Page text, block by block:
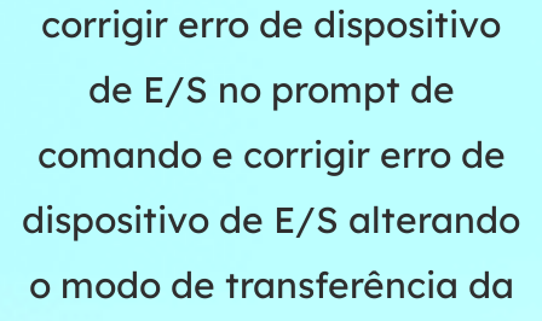
corrigir erro de dispositivo
de E/S no prompt de
comando e corrigir erro de
dispositivo de E/S alterando
o modo de transferência da